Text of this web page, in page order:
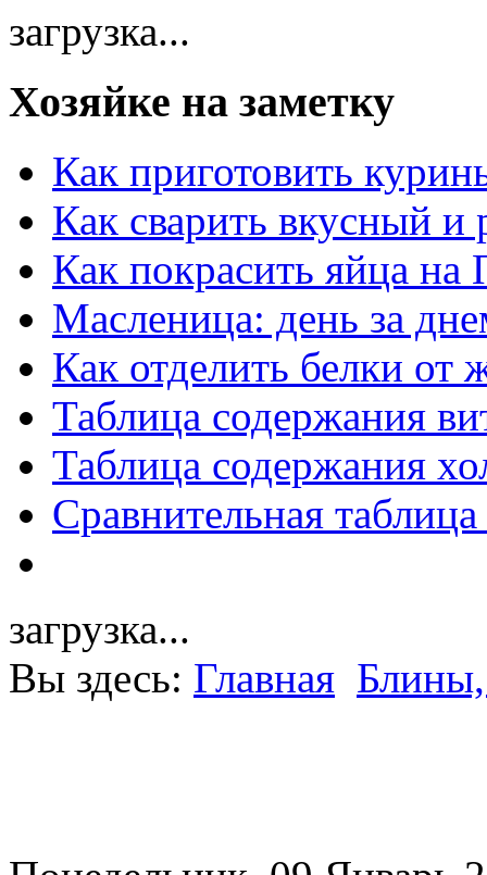
загрузка...
Хозяйке на заметку
Как приготовить
Как сварить вкусный и
Как покрасить яйца на
Масленица: день за
Как отделить белки от
Таблица содержания
Таблица содержания
Сравнительная
загрузка...
Вы здесь: Главная